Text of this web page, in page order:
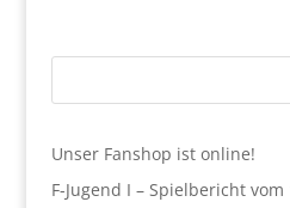
Unser Fanshop ist online!
F-Jugend I – Spielbericht vom